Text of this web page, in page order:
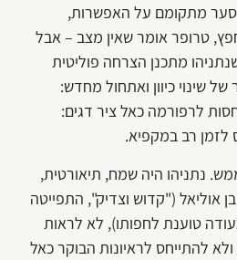
סער מתקומם על האפשרות,
טרופר אומר שאין מצב – אבל
מתכנן הצרחה פוליטית
שינוי כיוון ואתחול מחדש:
לרפורמה כאל ציר דגים:
לזמן רב במקפיא.
נתניהו היה שמח, תיאורטית,
אוליאל ("קדוש וצדיק", התפייטה
טוענת לחפותו), לא לראות
להתייחס לראיונות הבוקר כאל